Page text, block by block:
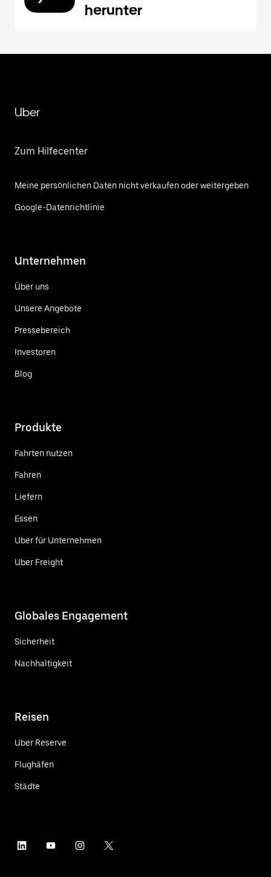
herunter
Uber
Zum Hilfecenter
Meine persönlichen Daten nicht verkaufen oder weitergeben
Google-Datenrichtlinie
Unternehmen
Über uns
Unsere Angebote
Pressebereich
Investoren
Blog
Produkte
Fahrten nutzen
Fahren
Liefern
Essen
Uber für Unternehmen
Uber Freight
Globales Engagement
Sicherheit
Nachhaltigkeit
Reisen
Uber Reserve
Flughäfen
Städte